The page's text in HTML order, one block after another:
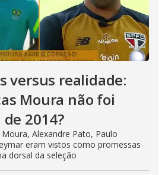
versus realidade:
Moura não foi
2014?
Alexandre Pato, Paulo
eram vistos como promessas
dorsal da seleção